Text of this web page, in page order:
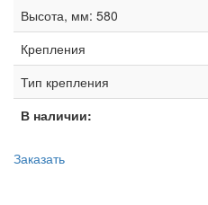
Высота, мм: 580
Крепления
Тип крепления
В наличии:
Заказать